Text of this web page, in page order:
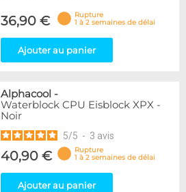
36,90 €
Rupture
1 à 2 semaines de délai
Ajouter au panier
Alphacool -
Waterblock CPU Eisblock XPX -
Noir
5/5 - 3 avis
40,90 €
Rupture
1 à 2 semaines de délai
Ajouter au panier